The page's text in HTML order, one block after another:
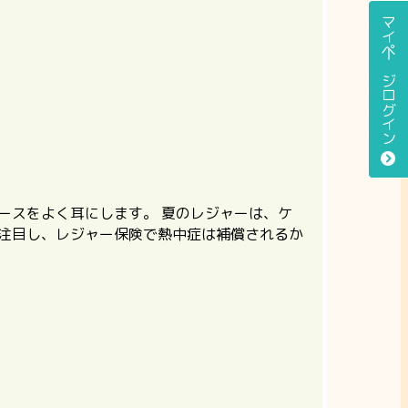
マイページログイン
スをよく耳にします。 夏のレジャーは、ケ
し、
レジャー保険で熱中症は補償されるか